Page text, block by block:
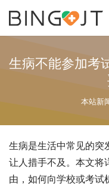
生病不能参加考
本站新
生病是生活中常见的突
让人措手不及。本文将
由，如何向学校或考试